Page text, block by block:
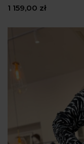
1 159,00 zł